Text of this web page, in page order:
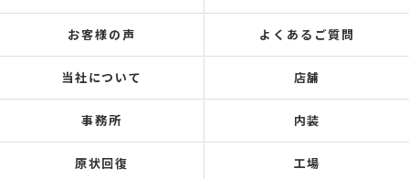
お客様の声 よくあるご質問
当社について 店舗
事務所 内装
原状回復 工場